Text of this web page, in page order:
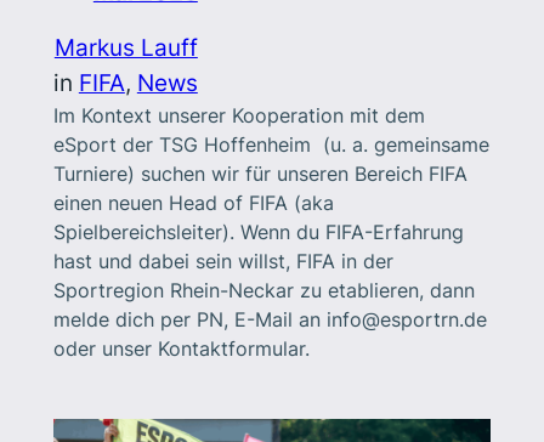
Markus Lauff
in FIFA, News
Im Kontext unserer Kooperation mit dem
eSport der TSG Hoffenheim (u. a. gemeinsame
Turniere) suchen wir für unseren Bereich FIFA
einen neuen Head of FIFA (aka
Spielbereichsleiter). Wenn du FIFA-Erfahrung
hast und dabei sein willst, FIFA in der
Sportregion Rhein-Neckar zu etablieren, dann
melde dich per PN, E-Mail an info@esportrn.de
oder unser Kontaktformular.